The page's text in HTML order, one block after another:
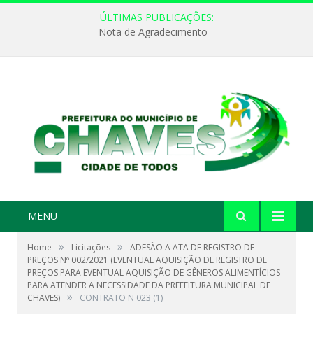
ÚLTIMAS PUBLICAÇÕES:
Nota de Agradecimento
MENU
Home » Licitações »
ADESÃO A ATA DE REGISTRO DE
PREÇOS Nº 002/2021 (EVENTUAL AQUISIÇÃO DE REGISTRO DE
PREÇOS PARA EVENTUAL AQUISIÇÃO DE GÊNEROS ALIMENTÍCIOS
PARA ATENDER A NECESSIDADE DA PREFEITURA MUNICIPAL DE
CHAVES) » CONTRATO N 023 (1)